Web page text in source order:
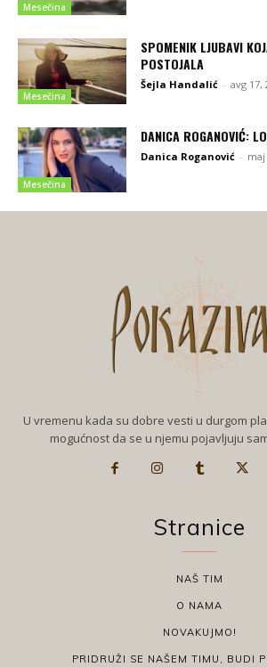
Mesečina
Mesečina
SPOMENIK LJUBAVI
POSTOJALA
Šejla Handalić - avg 17,
Mesečina
DANICA ROGANOVIĆ:
Danica Roganović - maj
U vremenu kada su dobre vesti u durgom
mogućnost da se u njemu pojavljuju
Stranice
NAŠ TIM
O NAMA
NOVAKUJMO!
PRIDRUŽI SE NAŠEM TIMU, BUDI